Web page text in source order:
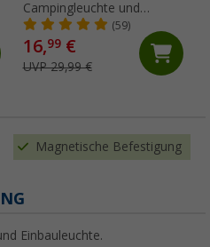
Campingleuchte und
Lichterkette (Länge 10 m)
(59)
16,99€
UVP 29,99 €
Magnetische Befestigung
Einbauleuchte.